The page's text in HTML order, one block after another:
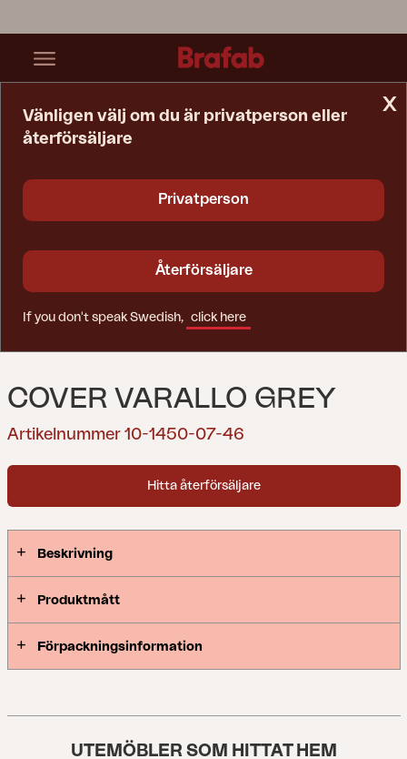
COVER VARALLO GREY
Artikelnummer 10-1450-07-46
Hitta återförsäljare
Beskrivning
Produktmått
Förpackningsinformation
UTEMÖBLER SOM HITTAT HEM
x
Vänligen välj om du är privatperson eller
återförsäljare
Privatperson
Återförsäljare
If you don't speak Swedish, click here